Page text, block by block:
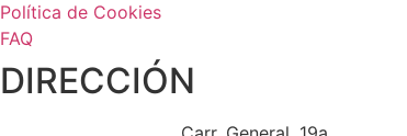
Política de Cookies
FAQ
DIRECCIÓN